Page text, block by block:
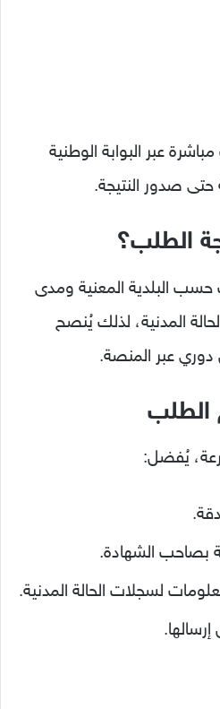
عبر البوابة الوطنية
حتى صدور النتيجة.
الطلب؟
البلدية المعنية ومدى
المدنية، لذلك يُنصح
دوري عبر المنصة.
الطلب
يُفضل:
بصاحب الشهادة.
لسجلات الحالة المدنية.